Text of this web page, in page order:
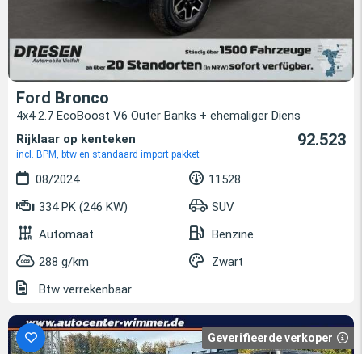
Ford Bronco
4x4 2.7 EcoBoost V6 Outer Banks + ehemaliger Diens
Rijklaar op kenteken
incl. BPM, btw en standaard import pakket
92.523
08/2024
11528
334 PK (246 KW)
SUV
Automaat
Benzine
288 g/km
Zwart
Btw verrekenbaar
Geverifieerde verkoper